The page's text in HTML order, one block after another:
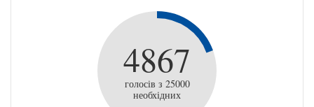
4867
голосів з 25000
необхідних